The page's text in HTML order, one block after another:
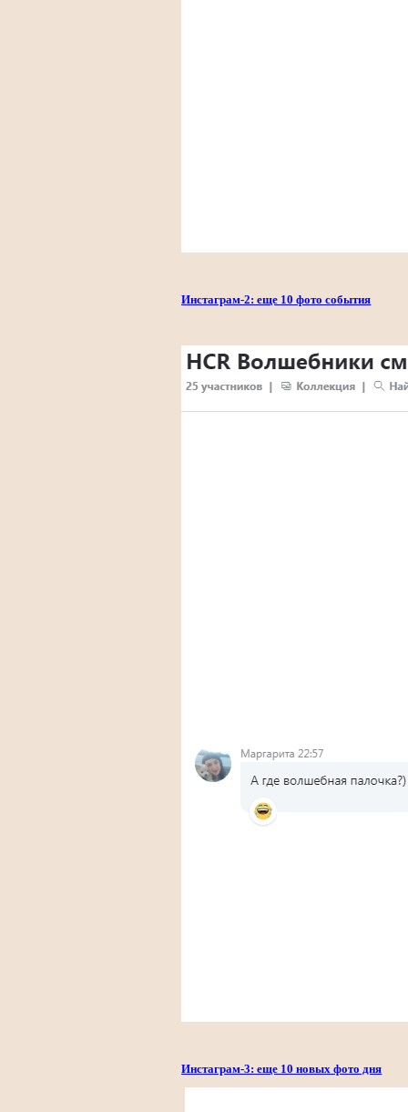
Инстаграм-2: еще 10 фото события
Инстаграм-3: еще 10 новых фото дня